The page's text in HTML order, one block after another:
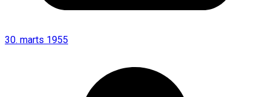
30. marts 1955